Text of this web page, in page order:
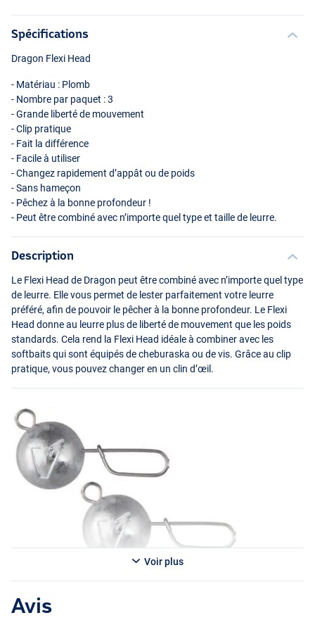
Spécifications
Dragon Flexi Head
- Matériau : Plomb
- Nombre par paquet : 3
- Grande liberté de mouvement
- Clip pratique
- Fait la différence
- Facile à utiliser
- Changez rapidement d’appât ou de poids
- Sans hameçon
- Pêchez à la bonne profondeur !
- Peut être combiné avec n’importe quel type et taille de leurre.
Description
Le Flexi Head de Dragon peut être combiné avec n’importe quel type
de leurre. Elle vous permet de lester parfaitement votre leurre
préféré, afin de pouvoir le pêcher à la bonne profondeur. Le Flexi
Head donne au leurre plus de liberté de mouvement que les poids
standards. Cela rend la Flexi Head idéale à combiner avec les
softbaits qui sont équipés de cheburaska ou de vis. Grâce au clip
pratique, vous pouvez changer en un clin d’œil.
Voir plus
Avis